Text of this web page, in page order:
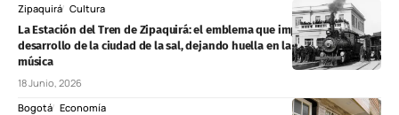
Zipaquirá Cultura
La Estación del Tren de Zipaquirá: el emblema que impulsó el
desarrollo de la ciudad de la sal, dejando huella en la literatura y la
música
18 Junio, 2026
Bogotá Economía